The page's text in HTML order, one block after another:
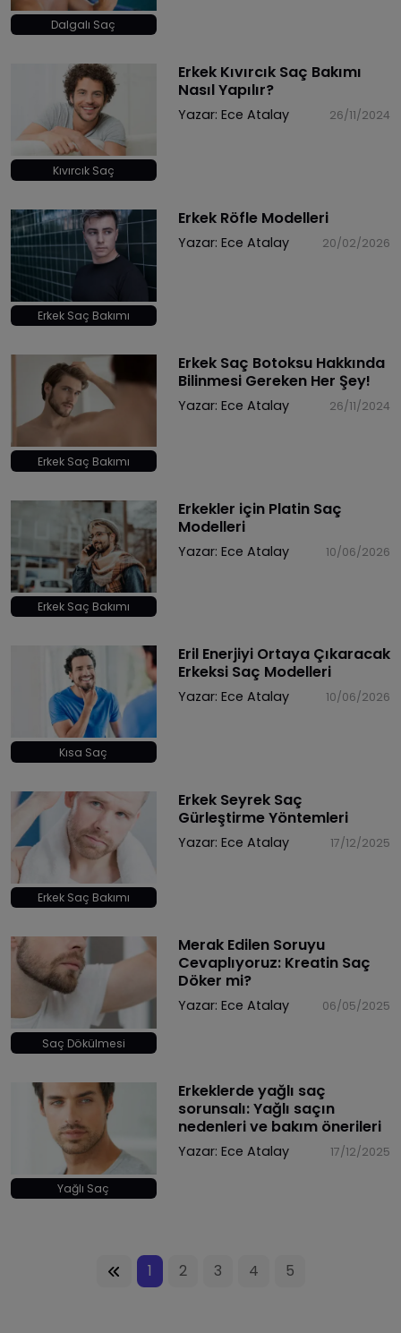
Dalgalı Saç
Kıvırcık Saç
Erkek Kıvırcık Saç Bakımı
Nasıl Yapılır?
Yazar: Ece Atalay 26/11/2024
Erkek Saç Bakımı
Erkek Röfle Modelleri
Yazar: Ece Atalay 20/02/2026
Erkek Saç Bakımı
Erkek Saç Botoksu Hakkında
Bilinmesi Gereken Her Şey!
Yazar: Ece Atalay 26/11/2024
Erkek Saç Bakımı
Erkekler için Platin Saç
Modelleri
Yazar: Ece Atalay 10/06/2026
Kısa Saç
Eril Enerjiyi Ortaya Çıkaracak
Erkeksi Saç Modelleri
Yazar: Ece Atalay 10/06/2026
Erkek Saç Bakımı
Erkek Seyrek Saç
Gürleştirme Yöntemleri
Yazar: Ece Atalay 17/12/2025
Saç Dökülmesi
Merak Edilen Soruyu
Cevaplıyoruz: Kreatin Saç
Döker mi?
Yazar: Ece Atalay 06/05/2025
Yağlı Saç
Erkeklerde yağlı saç
sorunsalı: Yağlı saçın
nedenleri ve bakım önerileri
Yazar: Ece Atalay 17/12/2025
1 2 3 4 5